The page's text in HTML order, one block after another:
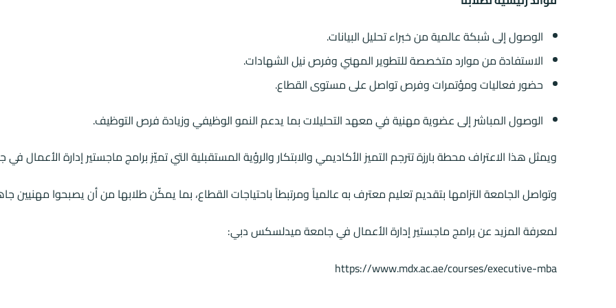
الوصول إلى شبكة عالمية من خبراء تحليل البيانات.
الاستفادة من موارد متخصصة للتطوير المهني وفرص نيل الشهادات.
حضور فعاليات ومؤتمرات وفرص تواصل على مستوى القطاع.
الوصول المباشر إلى عضوية مهنية في معهد التحليلات بما يدعم النمو الوظيفي وزيادة فرص التوظيف.
ويمثل هذا الاعتراف محطة بارزة تترجم التميز الأكاديمي والابتكار والرؤية المستقبلية التي تميّز برامج ماجستير إدارة الأعمالفي
وتواصل الجامعة التزامها بتقديم تعليم معترف به عالمياً ومرتبطاً باحتياجات القطاع، بما يمكّن طلابها من أن يصبحوا مهنيين
لمعرفة المزيد عن برامج ماجستير إدارة الأعمال في جامعة ميدلسكس دبي:
https://www.mdx.ac.ae/courses/executive-mba